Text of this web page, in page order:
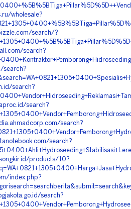
wholesale?
search/?
search?
search?
search?
search?
search?
products/10?
index.php?
search?